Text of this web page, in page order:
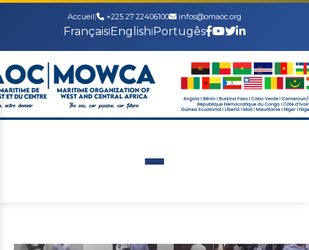
Accueil| +225 27 22406100 infos@omaoc.org
Français|English|Portugês